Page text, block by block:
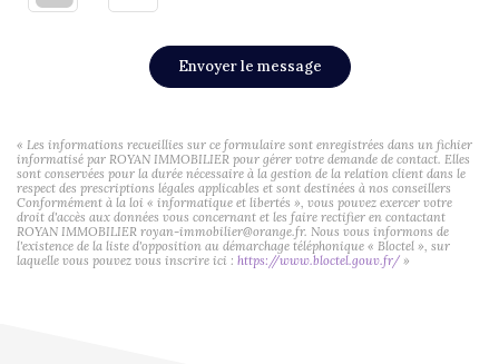
Envoyer le message
« Les informations recueillies sur ce formulaire sont enregistrées dans un fichier
informatisé par ROYAN IMMOBILIER pour gérer votre demande de contact. Elles
sont conservées pour la durée nécessaire à la gestion de la relation client dans le
respect des prescriptions légales applicables et sont destinées à nos conseillers
Conformément à la loi « informatique et libertés », vous pouvez exercer votre
droit d'accès aux données vous concernant et les faire rectifier en contactant
ROYAN IMMOBILIER royan-immobilier@orange.fr. Nous vous informons de
l'existence de la liste d'opposition au démarchage téléphonique « Bloctel », sur
laquelle vous pouvez vous inscrire ici : https://www.bloctel.gouv.fr/ »